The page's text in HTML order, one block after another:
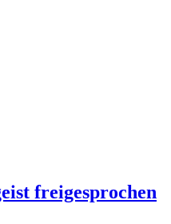
freigesprochen